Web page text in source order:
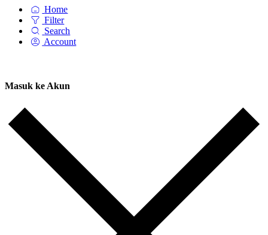
Home
Filter
Search
Account
Masuk ke Akun